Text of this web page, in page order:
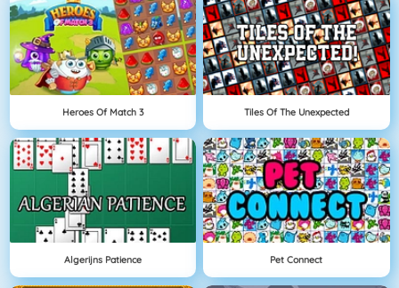
Heroes Of Match 3 Tiles Of The Unexpected
Algerijns Patience Pet Connect